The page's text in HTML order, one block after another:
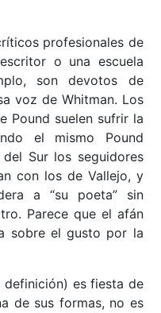
profesionales de
o una escuela
son devotos de
voz de Whitman. Los
Pound suelen sufrir la
el mismo Pound
del Sur los seguidores
con los de Vallejo, y
a “su poeta” sin
Parece que el afán
sobre el gusto por la
es fiesta de
de sus formas, no es